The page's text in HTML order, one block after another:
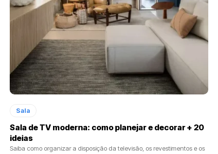
Sala
Sala de TV moderna: como planejar e decorar + 20
ideias
Saiba como organizar a disposição da televisão, os revestimentos e os